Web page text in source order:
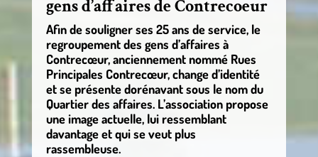
gens d’affaires de Contrecoeur
Afin de souligner ses 25 ans de service, le
regroupement des gens d’affaires à
Contrecœur, anciennement nommé Rues
Principales Contrecœur, change d’identité
et se présente dorénavant sous le nom du
Quartier des affaires. L’association propose
une image actuelle, lui ressemblant
davantage et qui se veut plus
rassembleuse.